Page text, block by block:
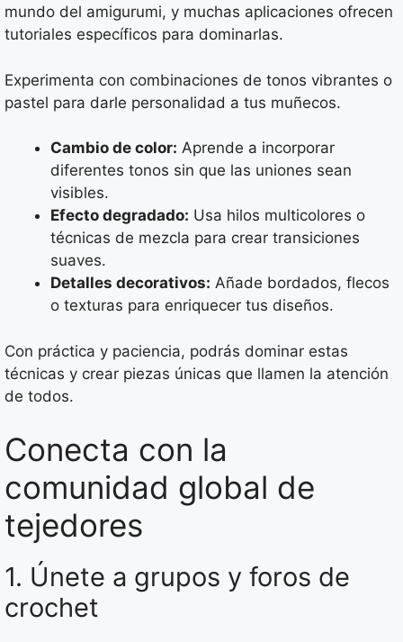
mundo del amigurumi, y muchas aplicaciones ofrecen
tutoriales específicos para dominarlas.
Experimenta con combinaciones de tonos vibrantes o
pastel para darle personalidad a tus muñecos.
Cambio de color: Aprende a incorporar
diferentes tonos sin que las uniones sean
visibles.
Efecto degradado: Usa hilos multicolores o
técnicas de mezcla para crear transiciones
suaves.
Detalles decorativos: Añade bordados, flecos
o texturas para enriquecer tus diseños.
Con práctica y paciencia, podrás dominar estas
técnicas y crear piezas únicas que llamen la atención
de todos.
Conecta con la
comunidad global de
tejedores
1. Únete a grupos y foros de
crochet